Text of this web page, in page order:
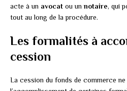
acte à un avocat ou un notaire, qui
tout au long de la procédure.
Les formalités à
cession
La cession du fonds de commerce ne